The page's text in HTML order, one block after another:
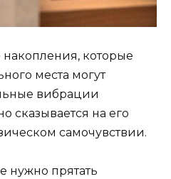
которые
места могут
вибрации
сказывается на его
самочувствии.
нужно прятать